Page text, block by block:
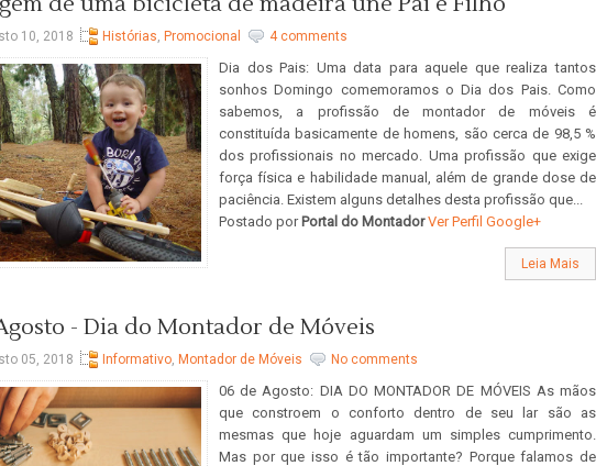
10, 2018 Histórias, Promocional 4 comments
Dia dos Pais: Uma data para aquele que realiza tantos
sonhos Domingo comemoramos o Dia dos Pais. Como
sabemos, a profissão de montador de móveis é
constituída basicamente de homens, são cerca de 98,5 %
dos profissionais no mercado. Uma profissão que exige
força física e habilidade manual, além de grande dose de
paciência. Existem alguns detalhes desta profissão que...
Postado por Portal do Montador Ver Perfil Google+
Leia Mais
- Dia do Montador de Móveis
05, 2018 Informativo, Montador de Móveis No comments
06 de Agosto: DIA DO MONTADOR DE MÓVEIS As mãos
que constroem o conforto dentro de seu lar são as
mesmas que hoje aguardam um simples cumprimento.
Mas por que isso é tão importante? Porque falamos de